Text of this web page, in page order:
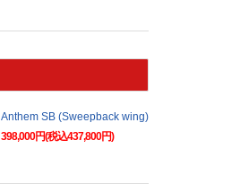
Anthem SB (Sweepback wing)
398,000円(税込437,800円)